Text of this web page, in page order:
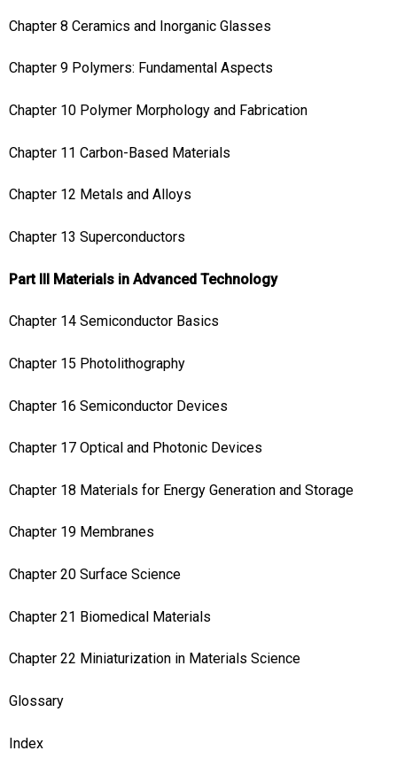
Chapter 8 Ceramics and Inorganic Glasses
Chapter 9 Polymers: Fundamental Aspects
Chapter 10 Polymer Morphology and Fabrication
Chapter 11 Carbon-Based Materials
Chapter 12 Metals and Alloys
Chapter 13 Superconductors
Part III Materials in Advanced Technology
Chapter 14 Semiconductor Basics
Chapter 15 Photolithography
Chapter 16 Semiconductor Devices
Chapter 17 Optical and Photonic Devices
Chapter 18 Materials for Energy Generation and Storage
Chapter 19 Membranes
Chapter 20 Surface Science
Chapter 21 Biomedical Materials
Chapter 22 Miniaturization in Materials Science
Glossary
Index